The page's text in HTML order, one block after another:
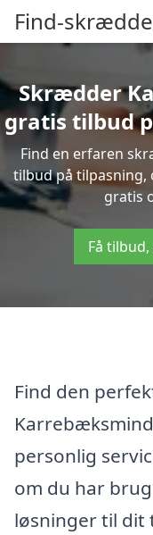
Find-
Skrædder
gratis tilbud
Find en erfaren
tilbud på
gratis
Få
Find den
personlig
om du har
løsninger til dit